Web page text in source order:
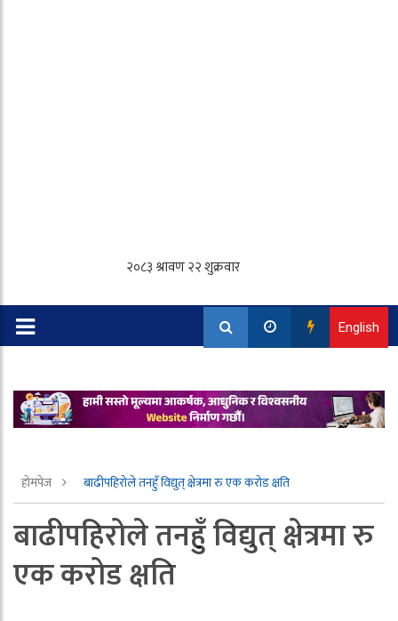
English
होमपेज बाढीपहिरोले तनहुँ विद्युत् क्षेत्रमा रु एक करोड क्षति
बाढीपहिरोले तनहुँ विद्युत् क्षेत्रमा रु
एक करोड क्षति